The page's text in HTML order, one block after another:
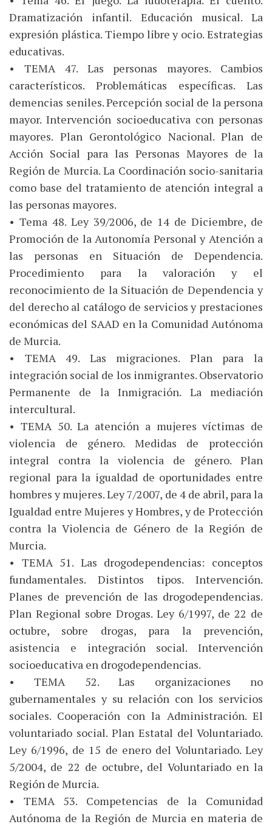
Dramatización infantil. Educación musical. La
expresión plástica. Tiempo libre y ocio. Estrategias
educativas.
• TEMA 47. Las personas mayores. Cambios
característicos. Problemáticas específicas. Las
demencias seniles. Percepción social de la persona
mayor. Intervención socioeducativa con personas
mayores. Plan Gerontológico Nacional. Plan de
Acción Social para las Personas Mayores de la
Región de Murcia. La Coordinación socio-sanitaria
como base del tratamiento de atención integral a
las personas mayores.
• Tema 48. Ley 39/2006, de 14 de Diciembre, de
Promoción de la Autonomía Personal y Atención a
las personas en Situación de Dependencia.
Procedimiento para la valoración y el
reconocimiento de la Situación de Dependencia y
del derecho al catálogo de servicios y prestaciones
económicas del SAAD en la Comunidad Autónoma
de Murcia.
• TEMA 49. Las migraciones. Plan para la
integración social de los inmigrantes. Observatorio
Permanente de la Inmigración. La mediación
intercultural.
• TEMA 50. La atención a mujeres víctimas de
violencia de género. Medidas de protección
integral contra la violencia de género. Plan
regional para la igualdad de oportunidades entre
hombres y mujeres. Ley 7/2007, de 4 de abril, para la
Igualdad entre Mujeres y Hombres, y de Protección
contra la Violencia de Género de la Región de
Murcia.
• TEMA 51. Las drogodependencias: conceptos
fundamentales. Distintos tipos. Intervención.
Planes de prevención de las drogodependencias.
Plan Regional sobre Drogas. Ley 6/1997, de 22 de
octubre, sobre drogas, para la prevención,
asistencia e integración social. Intervención
socioeducativa en drogodependencias.
• TEMA 52. Las organizaciones no
gubernamentales y su relación con los servicios
sociales. Cooperación con la Administración. El
voluntariado social. Plan Estatal del Voluntariado.
Ley 6/1996, de 15 de enero del Voluntariado. Ley
5/2004, de 22 de octubre, del Voluntariado en la
Región de Murcia.
• TEMA 53. Competencias de la Comunidad
Autónoma de la Región de Murcia en materia de